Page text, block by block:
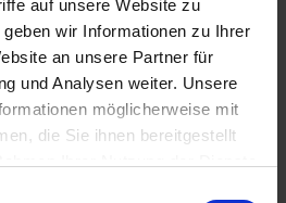
auf unsere Website zu
wir Informationen zu Ihrer
an unsere Partner für
und Analysen weiter. Unsere
möglicherweise mit
die Sie ihnen bereitgestellt
persönlichen Preis